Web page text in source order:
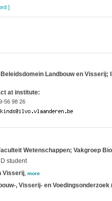
]
Landbouw en
at institute:
56 98 26
Wetenschappen; Vakgroep
student
Visserij, more
, Visserij- en Voedingsonderzoek